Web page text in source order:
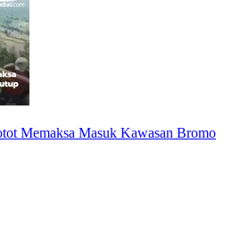
Memaksa Masuk Kawasan Bromo